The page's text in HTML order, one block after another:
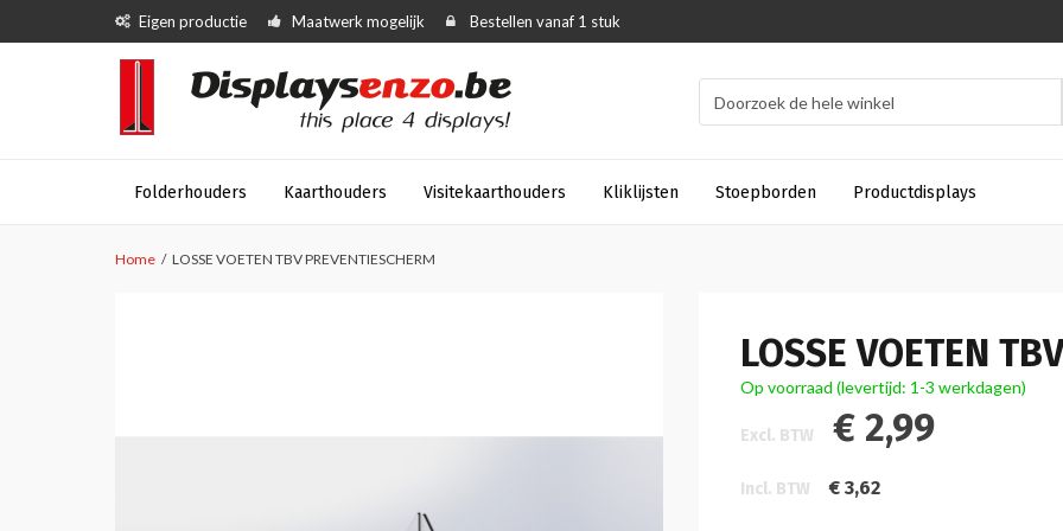
Eigen productie Maatwerk mogelijk Bestellen vanaf 1 stuk
Folderhouders Kaarthouders Visitekaarthouders Kliklijsten Stoepborden Productdisplays
Home LOSSE VOETEN TBV PREVENTIESCHERM
LOSSE VOETEN
Op voorraad (levertijd: 1-3 werkdagen)
Excl. BTW € 2,99
Incl. BTW € 3,62